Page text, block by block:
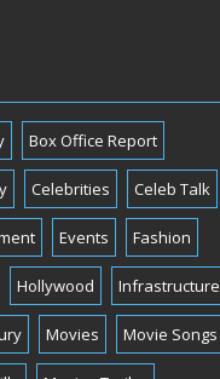
Box Office Report
Celebrities Celeb Talk
Events Fashion
Hollywood Infrastructure
Movies Movie Songs